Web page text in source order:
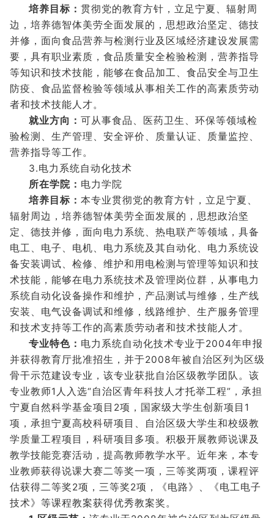
培养目标： 贯彻党的教育方针，立足宁夏、辐射周
边，培养德智体美劳全面发展的，思想政治坚定、德技
并修，面向食品营养与检测行业及区域经济建设发展需
要，具有职业素质，食品质量安全检验检测，营养指导
等知识和技术技能，能够在食品加工、食品安全与卫生
防疫、食品监督检验等领域从事相关工作的高素质劳动
者和技术技能人才。
就业方向： 可从事食品、医药卫生、环保等领域检
验检测、生产管理、安全评价、质量认证、质量监控、
营养指导等工作。
3.电力系统自动化技术
所在学院： 电力学院
培养目标： 本专业贯彻党的教育方针，立足宁夏、
辐射周边，培养德智体美劳全面发展的，思想政治坚
定、德技并修，面向电力系统、热电联产等领域，具备
电工、电子、电机、电力系统及其自动化、电力系统设
备安装调试、检修、维护和用电检测与管理等知识和技
术技能，能够在电力系统技术及管理岗位群，从事电力
系统自动化设备操作和维护，产品测试与维修，生产线
安装、电气设备调试和维修，线路维护、生产服务管理
和技术支持等工作的高素质劳动者和技术技能人才。
专业特色： 电力系统自动化技术专业于2004年申报
并获得教育厅批准招生，并于2008年被自治区列为区级
骨干示范建设专业，该专业获批自治区级教学团队。该
专业教师1人入选“自治区青年科技人才托举工程”，承担
宁夏自然科学基金项目2项，国家级大学生创新项目1
项，承担宁夏高校科研项目、自治区级大学生和校级教
学质量工程项目，科研项目多项。积极开展教师说课及
教学技能竞赛活动，提高教师教学水平。近年来，本专
业教师获得说课大赛二等奖一项，三等奖两项，课程评
估获得二等奖2项，三等奖2项，《电路》、《电工电子
技术》等课程教案获得优秀教案奖。